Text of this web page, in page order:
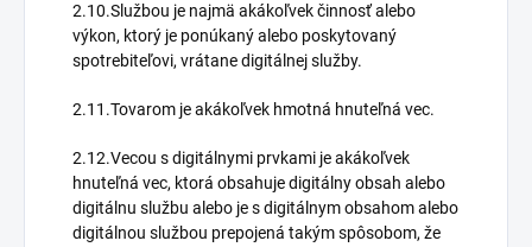
2.10.Službou je najmä akákoľvek činnosť alebo
výkon, ktorý je ponúkaný alebo poskytovaný
spotrebiteľovi, vrátane digitálnej služby.
2.11.Tovarom je akákoľvek hmotná hnuteľná vec.
2.12.Vecou s digitálnymi prvkami je akákoľvek
hnuteľná vec, ktorá obsahuje digitálny obsah alebo
digitálnu službu alebo je s digitálnym obsahom alebo
digitálnou službou prepojená takým spôsobom, že